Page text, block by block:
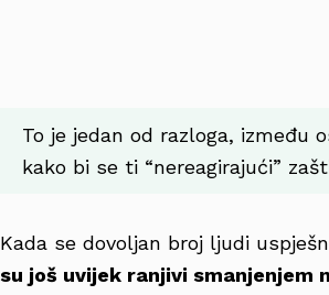
To je jedan od razloga, između
kako bi se ti “nereagirajući”
Kada se dovoljan broj ljudi
su još uvijek ranjivi smanjenjem